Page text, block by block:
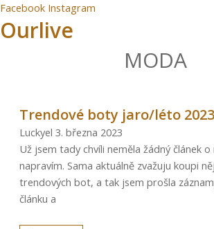
Facebook Instagram
Ourlive
MODA
Trendové boty jaro/léto 2023
Luckyel 3. března 2023
Už jsem tady chvíli neměla žádný článek
napravím. Sama aktuálně zvažuju koupi
trendových bot, a tak jsem prošla
článku a